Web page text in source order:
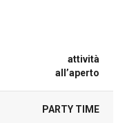
attività
all’aperto
PARTY TIME